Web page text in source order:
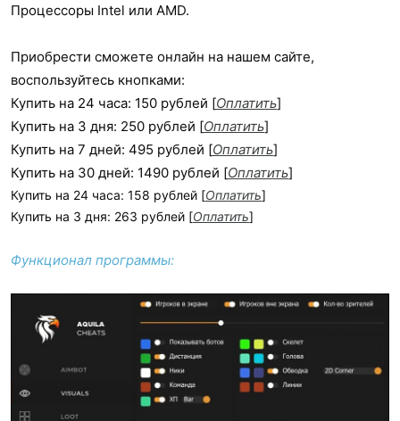
Процессоры Intel или AMD.
Приобрести сможете онлайн на нашем сайте,
воспользуйтесь кнопками:
Купить на 24 часа: 150 рублей [Оплатить]
Купить на 3 дня: 250 рублей [Оплатить]
Купить на 7 дней: 495 рублей [Оплатить]
Купить на 30 дней: 1490 рублей [Оплатить]
Купить на 24 часа: 158 рублей [Оплатить]
Купить на 3 дня: 263 рублей [Оплатить]
Функционал программы: